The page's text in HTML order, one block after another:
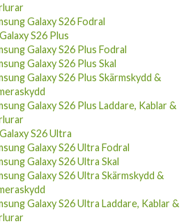
Galaxy S26 Fodral
S26 Plus
Galaxy S26 Plus Fodral
Galaxy S26 Plus Skal
Galaxy S26 Plus Skärmskydd &
Galaxy S26 Plus Laddare, Kablar &
S26 Ultra
Galaxy S26 Ultra Fodral
Galaxy S26 Ultra Skal
Galaxy S26 Ultra Skärmskydd &
Galaxy S26 Ultra Laddare, Kablar &